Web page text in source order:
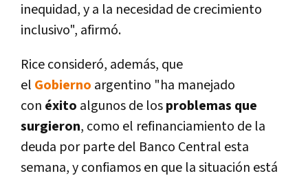
inequidad, y a la necesidad de crecimiento
inclusivo", afirmó.
Rice consideró, además, que
el Gobierno argentino "ha manejado
con éxito algunos de losproblemas que
surgieron, como el refinanciamiento de la
deuda por parte del Banco Central esta
semana, y confiamos en que la situación está